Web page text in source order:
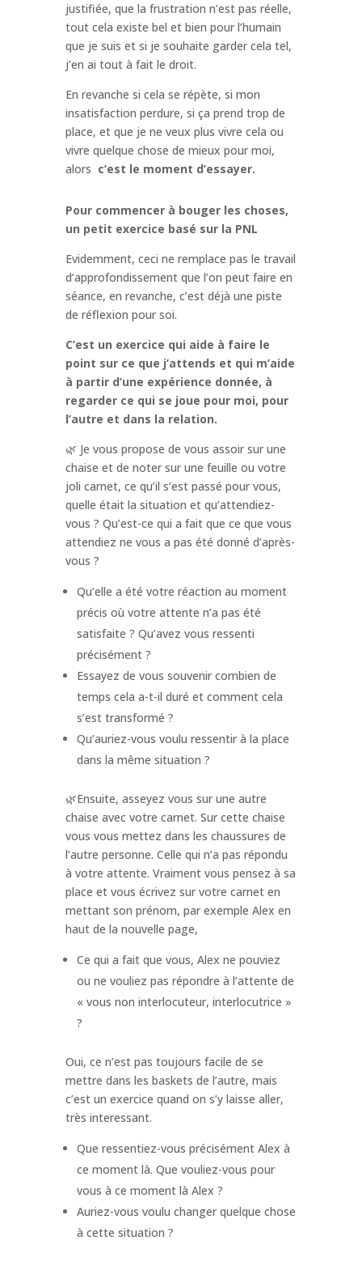
justifiée, que la frustration n’est pas réelle,
tout cela existe bel et bien pour l’humain
que je suis et si je souhaite garder cela tel,
j’en ai tout à fait le droit.
En revanche si cela se répète, si mon
insatisfaction perdure, si ça prend trop de
place, et que je ne veux plus vivre cela ou
vivre quelque chose de mieux pour moi,
alors c’est le moment d’essayer.
Pour commencer à bouger les choses,
un petit exercice basé sur la PNL
Evidemment, ceci ne remplace pas le travail
d’approfondissement que l’on peut faire en
séance, en revanche, c’est déjà une piste
de réflexion pour soi.
C’est un exercice qui aide à faire le
point sur ce que j’attends et qui m’aide
à partir d’une expérience donnée, à
regarder ce qui se joue pour moi, pour
l’autre et dans la relation.
🌿 Je vous propose de vous assoir sur une
chaise et de noter sur une feuille ou votre
joli carnet, ce qu’il s’est passé pour vous,
quelle était la situation et qu’attendiez-
vous ? Qu’est-ce qui a fait que ce que vous
attendiez ne vous a pas été donné d’après-
vous ?
Qu’elle a été votre réaction au moment
précis où votre attente n’a pas été
satisfaite ? Qu’avez vous ressenti
précisément ?
Essayez de vous souvenir combien de
temps cela a-t-il duré et comment cela
s’est transformé ?
Qu’auriez-vous voulu ressentir à la place
dans la même situation ?
🌿Ensuite, asseyez vous sur une autre
chaise avec votre carnet. Sur cette chaise
vous vous mettez dans les chaussures de
l’autre personne. Celle qui n’a pas répondu
à votre attente. Vraiment vous pensez à sa
place et vous écrivez sur votre carnet en
mettant son prénom, par exemple Alex en
haut de la nouvelle page,
Ce qui a fait que vous, Alex ne pouviez
ou ne vouliez pas répondre à l’attente de
« vous non interlocuteur, interlocutrice »
?
Oui, ce n’est pas toujours facile de se
mettre dans les baskets de l’autre, mais
c’est un exercice quand on s’y laisse aller,
très interessant.
Que ressentiez-vous précisément Alex à
ce moment là. Que vouliez-vous pour
vous à ce moment là Alex ?
Auriez-vous voulu changer quelque chose
à cette situation ?